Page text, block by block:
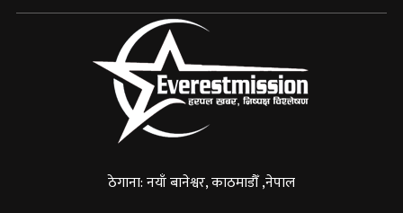
ठेगाना: नयाँ बानेश्वर, काठमाडौँ ,नेपाल